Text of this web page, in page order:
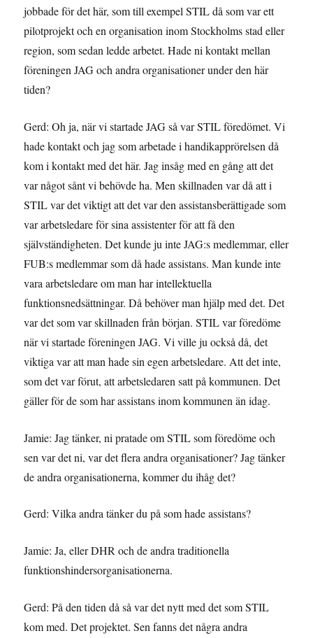
jobbade för det här, som till exempel STIL då som var ett
pilotprojekt och en organisation inom Stockholms stad eller
region, som sedan ledde arbetet. Hade ni kontakt mellan
föreningen JAG och andra organisationer under den här
tiden?
Gerd: Oh ja, när vi startade JAG så var STIL föredömet. Vi
hade kontakt och jag som arbetade i handikapprörelsen då
kom i kontakt med det här. Jag insåg med en gång att det
var något sånt vi behövde ha. Men skillnaden var då att i
STIL var det viktigt att det var den assistansberättigade som
var arbetsledare för sina assistenter för att få den
självständigheten. Det kunde ju inte JAG:s medlemmar, eller
FUB:s medlemmar som då hade assistans. Man kunde inte
vara arbetsledare om man har intellektuella
funktionsnedsättningar. Då behöver man hjälp med det. Det
var det som var skillnaden från början. STIL var föredöme
när vi startade föreningen JAG. Vi ville ju också då, det
viktiga var att man hade sin egen arbetsledare. Att det inte,
som det var förut, att arbetsledaren satt på kommunen. Det
gäller för de som har assistans inom kommunen än idag.
Jamie: Jag tänker, ni pratade om STIL som föredöme och
sen var det ni, var det flera andra organisationer? Jag tänker
de andra organisationerna, kommer du ihåg det?
Gerd: Vilka andra tänker du på som hade assistans?
Jamie: Ja, eller DHR och de andra traditionella
funktionshindersorganisationerna.
Gerd: På den tiden då så var det nytt med det som STIL
kom med. Det projektet. Sen fanns det några andra